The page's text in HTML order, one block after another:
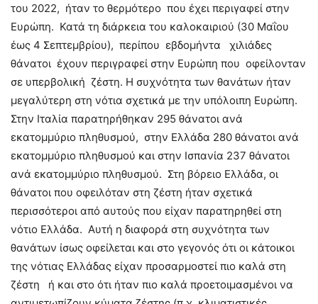
του 2022, ήταν το θερμότερο που έχει περιγαφεί στην
Ευρώπη. Κατά τη διάρκεια του καλοκαιριού (30 Μαΐου
έως 4 Σεπτεμβρίου), περίπου εβδομήντα χιλιάδες
θάνατοι έχουν περιγραφεί στην Ευρώπη που οφείλονταν
σε υπερβολική ζέστη. Η συχνότητα των θανάτων ήταν
μεγαλύτερη στη νότια σχετικά με την υπόλοιπη Ευρώπη.
Στην Ιταλία παρατηρήθηκαν 295 θάνατοι ανά
εκατομμύριο πληθυσμού, στην Ελλάδα 280 θάνατοι ανά
εκατομμύριο πληθυσμού και στην Ισπανία 237 θάνατοι
ανά εκατομμύριο πληθυσμού. Στη βόρειο Ελλάδα, οι
θάνατοι που οφειλόταν στη ζέστη ήταν σχετικά
περισσότεροι από αυτούς που είχαν παρατηρηθεί στη
νότιο Ελλάδα. Αυτή η διαφορά στη συχνότητα των
θανάτων ίσως οφείλεται και στο γεγονός ότι οι κάτοικοι
της νότιας Ελλάδας είχαν προσαρμοστεί πιο καλά στη
ζέστη ή και στο ότι ήταν πιο καλά προετοιμασμένοι να